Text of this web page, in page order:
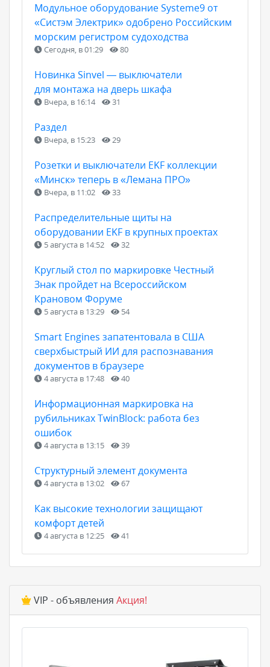
Модульное оборудование Systeme9 от
«Систэм Электрик» одобрено Российским
морским регистром судоходства
Сегодня, в 01:29 80
Новинка Sinvel — выключатели
для монтажа на дверь шкафа
Вчера, в 16:14 31
Раздел
Вчера, в 15:23 29
Розетки и выключатели EKF коллекции
«Минск» теперь в «Лемана ПРО»
Вчера, в 11:02 33
Распределительные щиты на
оборудовании EKF в крупных проектах
5 августа в 14:52 32
Круглый стол по маркировке Честный
Знак пройдет на Всероссийском
Крановом Форуме
5 августа в 13:29 54
Smart Engines запатентовала в США
сверхбыстрый ИИ для распознавания
документов в браузере
4 августа в 17:48 40
Информационная маркировка на
рубильниках TwinBlock: работа без
ошибок
4 августа в 13:15 39
Структурный элемент документа
4 августа в 13:02 67
Как высокие технологии защищают
комфорт детей
4 августа в 12:25 41
VIP - объявления Акция!